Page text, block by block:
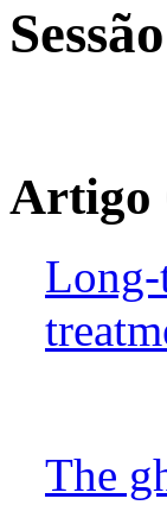
Artigo
Long-
The